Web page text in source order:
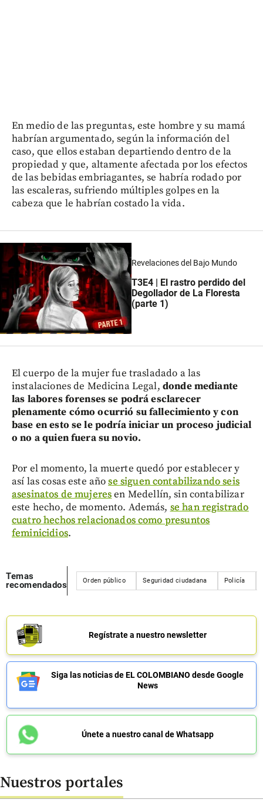
En medio de las preguntas, este hombre y su mamá
habrían argumentado, según la información del
caso, que ellos estaban departiendo dentro de la
propiedad y que, altamente afectada por los efectos
de las bebidas embriagantes, se habría rodado por
las escaleras, sufriendo múltiples golpes en la
cabeza que le habrían costado la vida.
Revelaciones del Bajo Mundo
T3E4 | El rastro perdido del
Degollador de La Floresta
(parte 1)
El cuerpo de la mujer fue trasladado a las
instalaciones de Medicina Legal, donde mediante
las labores forenses se podrá esclarecer
plenamente cómo ocurrió su fallecimiento y con
base en esto se le podría iniciar un proceso judicial
o no a quien fuera su novio.
Por el momento, la muerte quedó por establecer y
así las cosas este añose siguen contabilizando seis
asesinatos de mujeresen Medellín, sin contabilizar
este hecho, de momento. Además, se han registrado
cuatro hechos relacionados como presuntos
feminicidios.
Temas
recomendados
Orden público Seguridad ciudadana Policía
Regístrate a nuestro newsletter
Siga las noticias de EL COLOMBIANO desde Google
News
Únete a nuestro canal de Whatsapp
Nuestros portales